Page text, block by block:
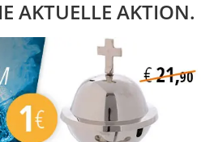
AKTUELLE AKTION.